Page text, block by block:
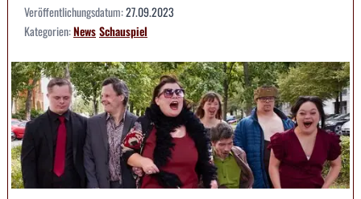
Veröffentlichungsdatum:27.09.2023
Kategorien:NewsSchauspiel